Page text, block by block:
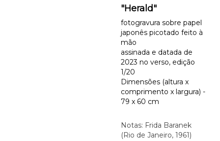
"Herald"
fotogravura sobre papel
japonês picotado feito à
mão
assinada e datada de
2023 no verso, edição
1/20
Dimensões (altura x
comprimento x largura) -
79 x 60 cm
Notas: Frida Baranek
(Rio de Janeiro, 1961)